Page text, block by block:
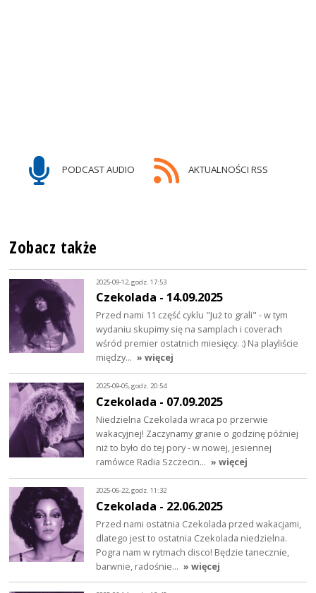
PODCAST AUDIO AKTUALNOŚCI RSS
Zobacz także
2025-09-12, godz. 17:53
Czekolada - 14.09.2025
Przed nami 11 część cyklu "Już to grali" - w tym
wydaniu skupimy się na samplach i coverach
wśród premier ostatnich miesięcy. :) Na playliście
między… » więcej
2025-09-05, godz. 20:54
Czekolada - 07.09.2025
Niedzielna Czekolada wraca po przerwie
wakacyjnej! Zaczynamy granie o godzinę później
niż to było do tej pory - w nowej, jesiennej
ramówce Radia Szczecin… » więcej
2025-06-22, godz. 11:32
Czekolada - 22.06.2025
Przed nami ostatnia Czekolada przed wakacjami,
dlatego jest to ostatnia Czekolada niedzielna.
Pogra nam w rytmach disco! Będzie tanecznie,
barwnie, radośnie… » więcej